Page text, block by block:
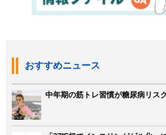
おすすめニュース
中年期の筋トレ習慣が糖尿病リス